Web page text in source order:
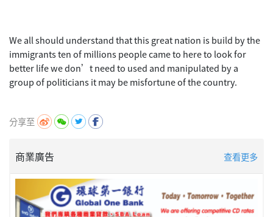
We all should understand that this great nation is build by the
immigrants ten of millions people came to here to look for
better life we don’t need to used and manipulated by a
group of politicians it may be misfortune of the country.
分享至
商業廣告 查看更多